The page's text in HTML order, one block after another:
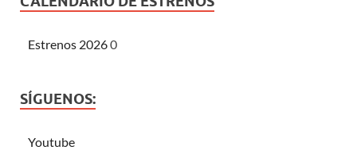
Estrenos 20260
SÍGUENOS:
Youtube